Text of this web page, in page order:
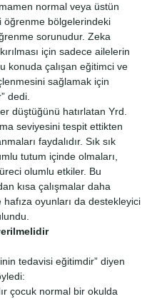
normal veya üstün
öğrenme bölgelerindeki
sorunudur. Zeka
için sadece ailelerin
konuda çalışan eğitimci ve
sağlamak için
dedi.
düştüğünü hatırlatan Yrd.
seviyesini tespit ettikten
faydalıdır. Sık sık
tutum içinde olmaları,
olumlu etkiler. Bu
kısa çalışmalar daha
hafıza oyunları da destekleyici
tedavisi eğitimdir” diyen
çocuk normal bir okulda